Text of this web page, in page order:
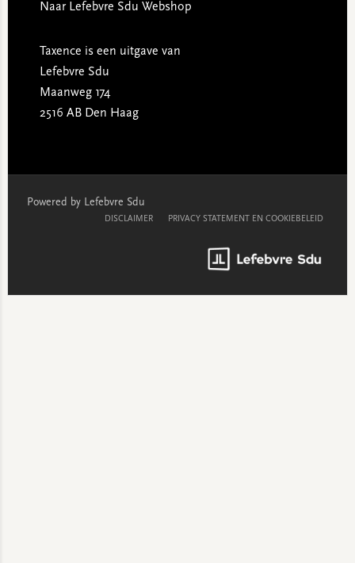
Naar Lefebvre Sdu Webshop
Taxence is een uitgave van
Lefebvre Sdu
Maanweg 174
2516 AB Den Haag
Powered by Lefebvre Sdu
DISCLAIMER PRIVACY STATEMENT EN COOKIEBELEID